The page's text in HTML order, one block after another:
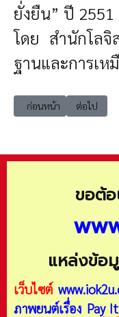
ยั่งยืน” ปี 2551
โดย สำนักโล
ฐานและการเห
เนื้อหาก่อนหน้า: CT51
ก่อนหน้า เนื้อหาถัด
ต่อไป
ขอต้อ
แหล่งข้อ
เว็บไซต์
ภาพยนต์เรื่อง Pay